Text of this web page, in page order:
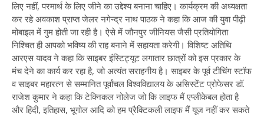
लिए नहीं, परमार्थ के लिए जीने का उद्देश्य बनाना चाहिए। कार्यक्रम की अध्यक्षता
कर रहे अवकाश प्राप्त जेलर नगेन्द्र नाथ पाठक ने कहा कि आज की युवा पीढ़ी
मोबाइल में गुम होती जा रही है। ऐसे में जौनपुर जीनियस जैसी प्रतियोगिता
निश्चित ही आपको भविष्य की राह बनाने में सहायता करेगी। विशिष्ट अतिथि
आरएस यादव ने कहा कि साइबर इंस्टिट्यूट लगातार छात्रों को इस प्रकार के
मंच देने का कार्य कर रहा है, जो अत्यंत सराहनीय है। साइबर के पूर्व टीचिंग स्टॉफ
व साइबर महारत्न से सम्मानित पूर्वांचल विश्वविद्यालय के असिस्टेंट प्रोफेसर डॉ.
राजेश कुमार ने कहा कि टेक्निकल नोलेज जो कि लाइफ मैं एप्लीकेबल होता है
और हिंदी, इतिहास, भूगोल आदि को हम प्रैक्टिकली लाइफ मैं यूज नहीं कर सकते